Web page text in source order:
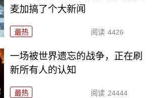
麦加搞了个大新闻
最热 阅读 4426
一场被世界遗忘的战争，正在刷
新所有人的认知
最热 阅读 24444